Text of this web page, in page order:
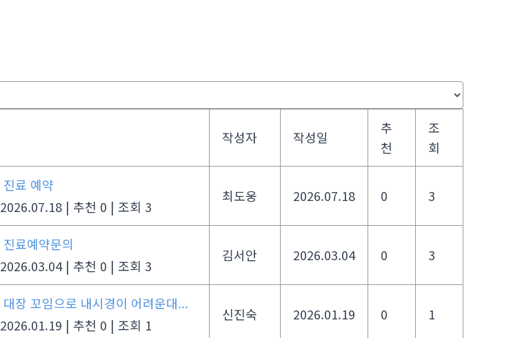
작성자 작성일
추
천
조
회
진료 예약
2026.07.18 | 추천 0 | 조회 3
최도웅 2026.07.18 0 3
진료예약문의
2026.03.04 | 추천 0 | 조회 3
김서안 2026.03.04 0 3
대장 꼬임으로 내시경이 어려운대...
2026.01.19 | 추천 0 | 조회 1
신진숙 2026.01.19 0 1